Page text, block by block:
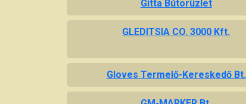
Gitta Bútorüzlet
GLEDITSIA CO. 3000 Kft.
Gloves Termelő-Kereskedő Bt.